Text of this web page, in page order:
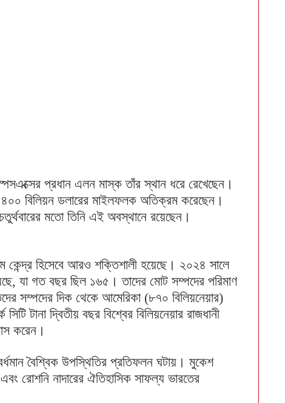
প্রধান এলন মাস্ক তাঁর স্থান ধরে রেখেছেন।
৪০০ বিলিয়ন ডলারের মাইলফলক অতিক্রম করেছেন।
মতো তিনি এই অবস্থানে রয়েছেন।
কেন্দ্র হিসেবে আরও শক্তিশালী হয়েছে। ২০২৪ সালে
যা গত বছর ছিল ১৬৫। তাদের মোট সম্পদের পরিমাণ
সম্পদের দিক থেকে আমেরিকা (৮৭০ বিলিয়নেয়ার)
টানা দ্বিতীয় বছর বিশ্বের বিলিয়নেয়ার রাজধানী
করেন।
বৈশ্বিক উপস্থিতির প্রতিফলন ঘটায়। মুকেশ
রোশনি নাদারের ঐতিহাসিক সাফল্য ভারতের